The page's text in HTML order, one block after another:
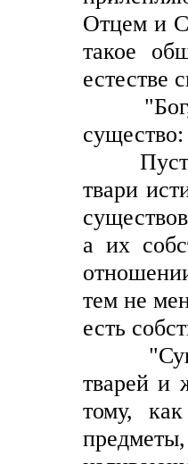
Отцем и
такое
естестве
"Бог, –
Пусть
твари
а их
тем не
есть
тварей и
тому,